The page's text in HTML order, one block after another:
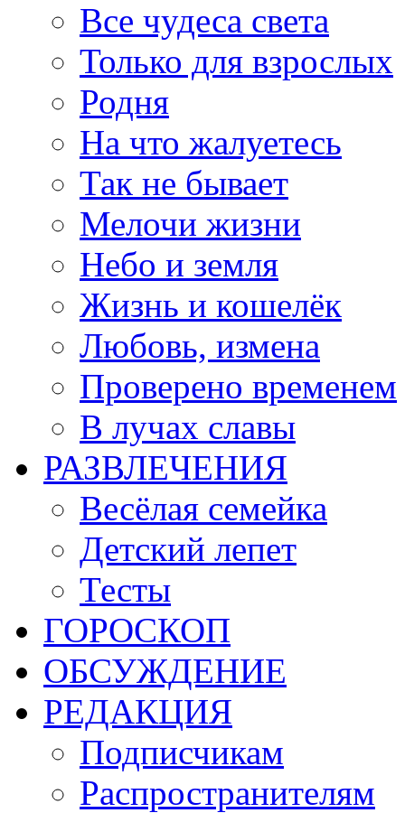
Все чудеса света
Только для взрослых
Родня
На что жалуетесь
Так не бывает
Мелочи жизни
Небо и земля
Жизнь и кошелёк
Любовь, измена
Проверено временем
В лучах славы
РАЗВЛЕЧЕНИЯ
Весёлая семейка
Детский лепет
Тесты
ГОРОСКОП
ОБСУЖДЕНИЕ
РЕДАКЦИЯ
Подписчикам
Распространителям